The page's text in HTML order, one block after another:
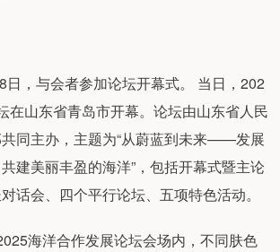
，与会者参加论坛开幕式。 当日，202
在山东省青岛市开幕。论坛由山东省人民
同主办，主题为“从蔚蓝到未来——发展
建美丽丰盈的海洋”，包括开幕式暨主论
话会、四个平行论坛、五项特色活动。
海洋合作发展论坛会场内，不同肤色